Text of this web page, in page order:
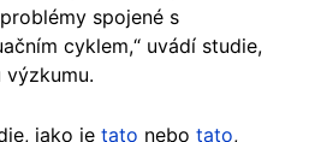
spojené s
cyklem,“ uvádí studie,
jako je tato nebo tato,